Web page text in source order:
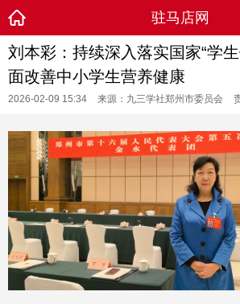
驻马店网
刘本彩：持续深入落实国家“学
面改善中小学生营养健康
2026-02-09 15:34 来源：九三学社郑州市委员会